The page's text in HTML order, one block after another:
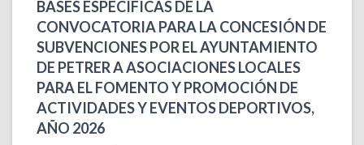
BASES ESPECÍFICAS DE LA
CONVOCATORIA PARA LA CONCESIÓN DE
SUBVENCIONES POR EL AYUNTAMIENTO
DE PETRER A ASOCIACIONES LOCALES
PARA EL FOMENTO Y PROMOCIÓN DE
ACTIVIDADES Y EVENTOS DEPORTIVOS,
AÑO 2026